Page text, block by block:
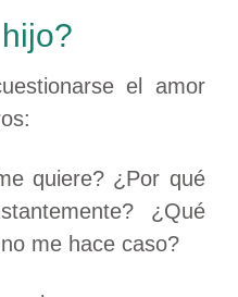
el amor
quiere? ¿Por qué
¿Qué
me hace caso?